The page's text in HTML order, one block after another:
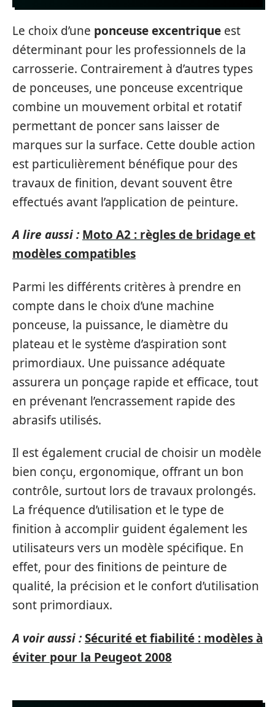
Le choix d’une ponceuse excentrique est
déterminant pour les professionnels de la
carrosserie. Contrairement à d’autres types
de ponceuses, une ponceuse excentrique
combine un mouvement orbital et rotatif
permettant de poncer sans laisser de
marques sur la surface. Cette double action
est particulièrement bénéfique pour des
travaux de finition, devant souvent être
effectués avant l’application de peinture.
A lire aussi : Moto A2 : règles de bridage et
modèles compatibles
Parmi les différents critères à prendre en
compte dans le choix d’une machine
ponceuse, la puissance, le diamètre du
plateau et le système d’aspiration sont
primordiaux. Une puissance adéquate
assurera un ponçage rapide et efficace, tout
en prévenant l’encrassement rapide des
abrasifs utilisés.
Il est également crucial de choisir un modèle
bien conçu, ergonomique, offrant un bon
contrôle, surtout lors de travaux prolongés.
La fréquence d’utilisation et le type de
finition à accomplir guident également les
utilisateurs vers un modèle spécifique. En
effet, pour des finitions de peinture de
qualité, la précision et le confort d’utilisation
sont primordiaux.
A voir aussi :Sécurité et fiabilité : modèles à
éviter pour la Peugeot 2008